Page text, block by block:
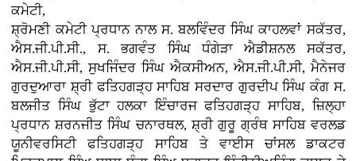
ਕਮੇਟੀ,
ਸ਼੍ਰੋਮਣੀ ਕਮੇਟੀ ਪ੍ਰਧਾਨ ਨਾਲ ਸ. ਬਲਵਿੰਦਰ ਸਿੰਘ ਕਾਹਲਵਾਂ ਸਕੱਤਰ,
ਐਸ.ਜੀ.ਪੀ.ਸੀ., ਸ. ਭਗਵੰਤ ਸਿੰਘ ਧੰਗੇੜਾ ਐਡੀਸ਼ਨਲ ਸਕੱਤਰ,
ਐਸ.ਜੀ.ਪੀ.ਸੀ, ਸੁਖਜਿੰਦਰ ਸਿੰਘ ਐਕਸੀਅਨ, ਐਸ.ਜੀ.ਪੀ.ਸੀ, ਮੈਨੇਜਰ
ਗੁਰਦੁਆਰਾ ਸ਼੍ਰੀ ਫਤਿਹਗੜ੍ਹ ਸਾਹਿਬ ਸਰਦਾਰ ਗੁਰਦੀਪ ਸਿੰਘ ਕੰਗ ਸ.
ਬਲਜੀਤ ਸਿੰਘ ਭੁੱਟਾ ਹਲਕਾ ਇੰਚਾਰਜ ਫਤਿਹਗੜ੍ਹ ਸਾਹਿਬ, ਜ਼ਿਲ੍ਹਾ
ਪ੍ਰਧਾਨ ਸ਼ਰਨਜੀਤ ਸਿੰਘ ਚਨਾਰਥਲ, ਸ਼੍ਰੀ ਗੁਰੂ ਗ੍ਰੰਥ ਸਾਹਿਬ ਵਰਲਡ
ਯੂਨੀਵਰਸਿਟੀ ਫਤਿਹਗੜ੍ਹ ਸਾਹਿਬ ਤੇ ਵਾਈਸ ਚਾਂਸਲ ਡਾਕਟਰ